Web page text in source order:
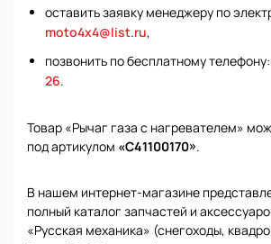
оставить заявку менеджеру по
moto4x4@list.ru,
позвонить по бесплатному телефону:
26.
Товар «Рычаг газа с нагревателем»
под артикулом «С41100170».
В нашем интернет-магазине
полный каталог запчастей и
«Русская механика» (снегоходы,